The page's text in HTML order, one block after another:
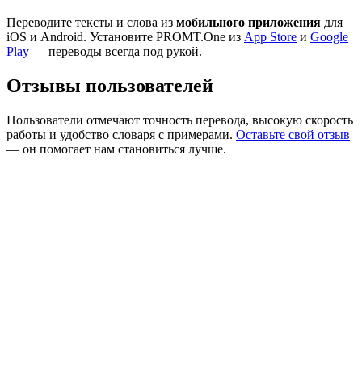
Переводите тексты и слова из мобильного приложения для
iOS и Android. Установите PROMT.One из App Store и Google
Play — переводы всегда под рукой.
Отзывы пользователей
Пользователи отмечают точность перевода, высокую скорость
работы и удобство словаря с примерами. Оставьте свой отзыв
— он помогает нам становиться лучше.